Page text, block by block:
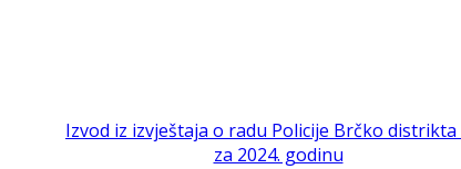
Izvod iz izvještaja o radu Policije Brčko distrikta
za 2024. godinu